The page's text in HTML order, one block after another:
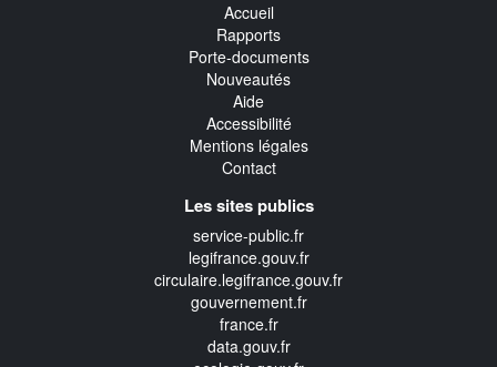
Accueil
Rapports
Porte-documents
Nouveautés
Aide
Accessibilité
Mentions légales
Contact
Les sites publics
service-public.fr
legifrance.gouv.fr
circulaire.legifrance.gouv.fr
gouvernement.fr
france.fr
data.gouv.fr